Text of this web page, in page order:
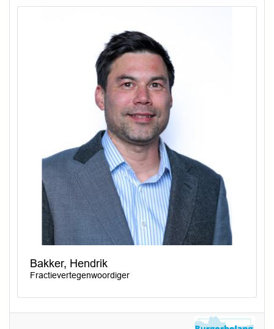
Bakker, Hendrik
Fractievertegenwoordiger